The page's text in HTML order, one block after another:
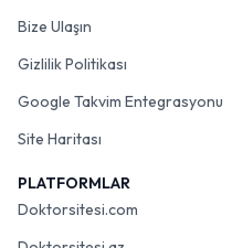
Bize Ulaşın
Gizlilik Politikası
Google Takvim Entegrasyonu
Site Haritası
PLATFORMLAR
Doktorsitesi.com